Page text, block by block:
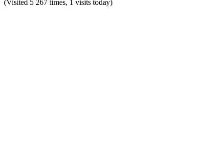
(Visited 5 267 times, 1 visits today)